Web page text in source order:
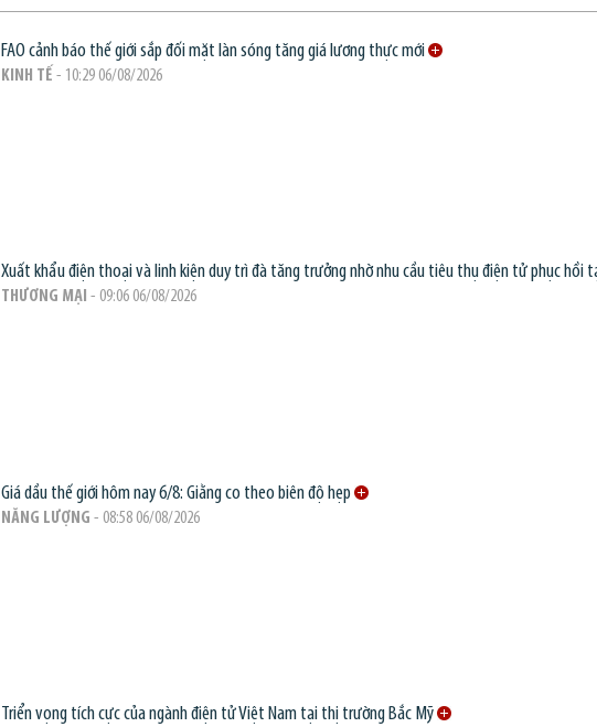
FAO cảnh báo thế giới sắp đối mặt làn sóng tăng giá lương thực mới
KINH TẾ - 10:29 06/08/2026
Xuất khẩu điện thoại và linh kiện duy trì đà tăng trưởng nhờ nhu cầu tiêu thụ điện tử phục hồi
THƯƠNG MẠI - 09:06 06/08/2026
Giá dầu thế giới hôm nay 6/8: Giằng co theo biên độ hẹp
NĂNG LƯỢNG - 08:58 06/08/2026
Triển vọng tích cực của ngành điện tử Việt Nam tại thị trường Bắc Mỹ